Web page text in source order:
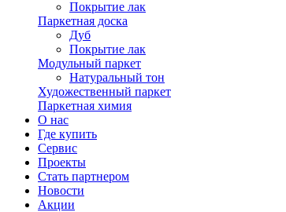
Покрытие лак
Паркетная доска
Дуб
Покрытие лак
Модульный паркет
Натуральный тон
Художественный паркет
Паркетная химия
О нас
Где купить
Сервис
Проекты
Стать партнером
Новости
Акции